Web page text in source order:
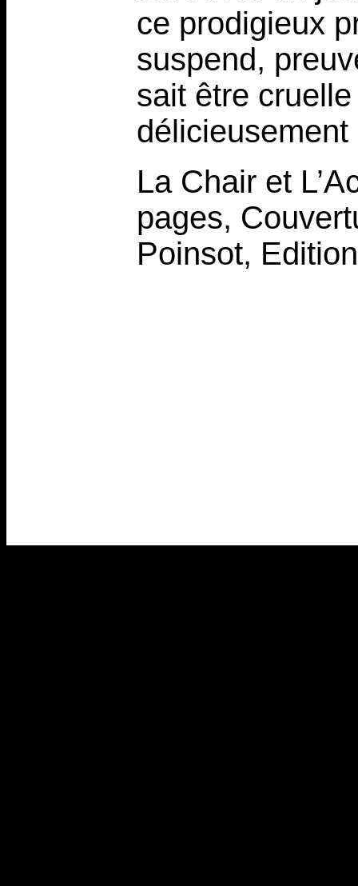
ce prodigieux
suspend,
sait être
délicieusement
La Chair et
pages,
Poinsot,